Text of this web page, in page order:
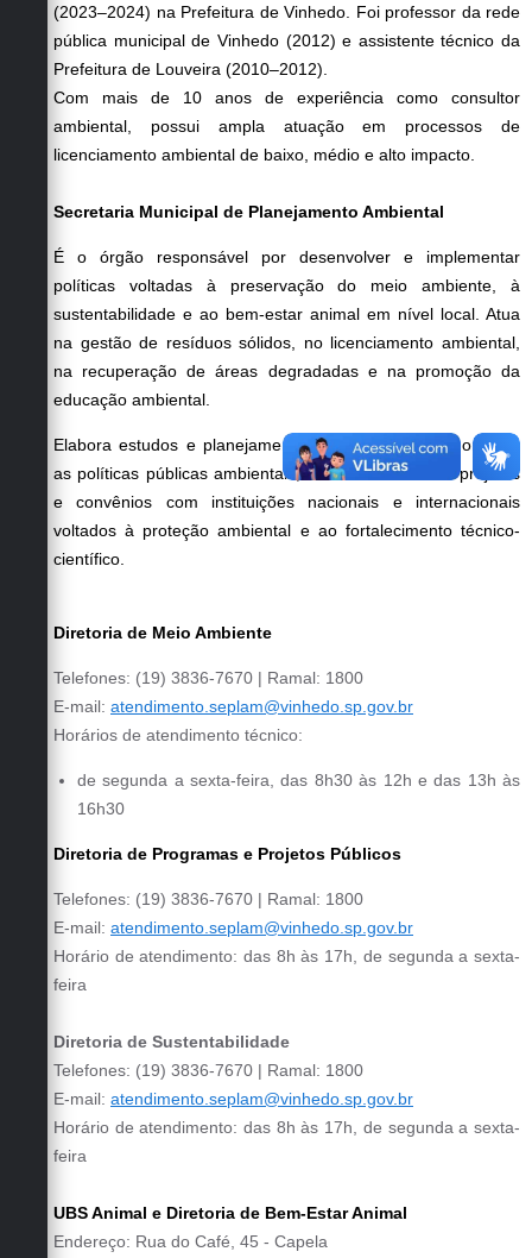
Arquivos para Download
Galeria de Vídeos
Contas Públicas
Links Úteis
Serviços Online
(2023–2024) na Prefeitura de Vinhedo. Foi professor da rede
pública municipal de Vinhedo (2012) e assistente técnico da
Prefeitura de Louveira (2010–2012).
Com mais de 10 anos de experiência como consultor
ambiental, possui ampla atuação em processos de
licenciamento ambiental de baixo, médio e alto impacto.
Secretaria Municipal de Planejamento Ambiental
É o órgão responsável por desenvolver e implementar
políticas voltadas à preservação do meio ambiente, à
sustentabilidade e ao bem-estar animal em nível local. Atua
na gestão de resíduos sólidos, no licenciamento ambiental,
na recuperação de áreas degradadas e na promoção da
educação ambiental.
Elabora estudos e planejamentos estratégicos para orientar
as políticas públicas ambientais, além de coordenar projetos
e convênios com instituições nacionais e internacionais
voltados à proteção ambiental e ao fortalecimento técnico-
científico.
Diretoria de Meio Ambiente
Telefones: (19) 3836-7670 | Ramal: 1800
E-mail: atendimento.seplam@vinhedo.sp.gov.br
Horários de atendimento técnico:
de segunda a sexta-feira, das 8h30 às 12h e das 13h às
16h30
Diretoria de Programas e Projetos Públicos
Telefones: (19) 3836-7670 | Ramal: 1800
E-mail: atendimento.seplam@vinhedo.sp.gov.br
Horário de atendimento: das 8h às 17h, de segunda a sexta-
feira
Diretoria de Sustentabilidade
Telefones: (19) 3836-7670 | Ramal: 1800
E-mail: atendimento.seplam@vinhedo.sp.gov.br
Horário de atendimento: das 8h às 17h, de segunda a sexta-
feira
UBS Animal e Diretoria de Bem-Estar Animal
Endereço: Rua do Café, 45 - Capela